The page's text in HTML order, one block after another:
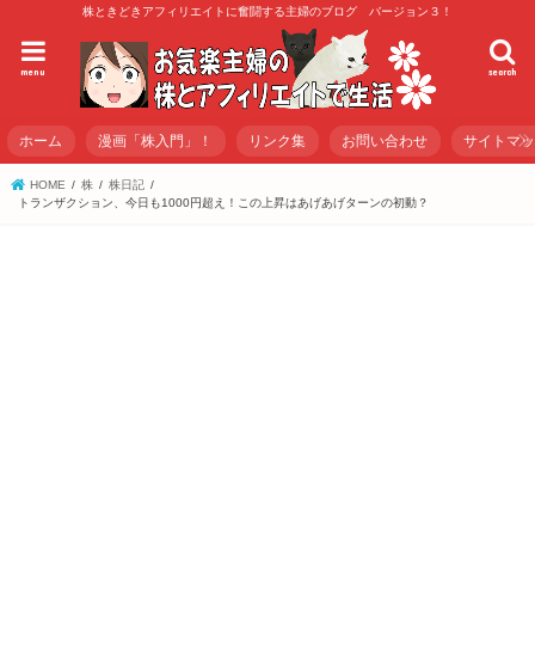
株ときどきアフィリエイトに奮闘する主婦のブログ バージョン３！
search
menu
ホーム 漫画「株入門」！ リンク集 お問い合わせ サイトマ
HOME 株
株日記
トランザクション、今日も1000円超え！この上昇はあげあげターンの初動？